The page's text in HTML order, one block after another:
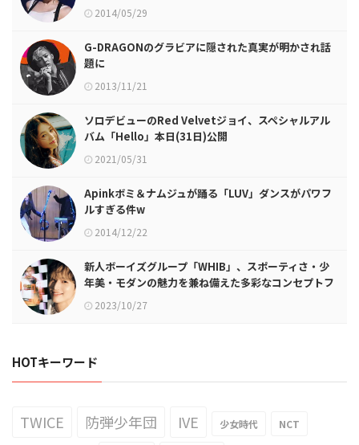
2014/05/29
G-DRAGONのグラビアに隠された真実が明かされ話
題に
2013/11/21
ソロデビューのRed Velvetジョイ、スペシャルアル
バム「Hello」本日(31日)公開
2021/05/31
Apinkボミ＆ナムジュが踊る「LUV」ダンスがパワフ
ルすぎる件w
2014/12/22
新人ボーイズグループ「WHIB」、スポーティさ・少
年美・モダンの魅力を兼ね備えた多彩なコンセプトフ
ォト公開！
2023/10/27
HOTキーワード
TWICE 防弾少年団 IVE 少女時代 NCT